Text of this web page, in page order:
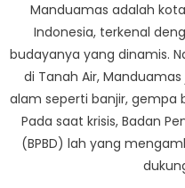
Manduamas adalah
Indonesia, terkenal
budayanya yang dinamis.
di Tanah Air,
alam seperti banjir, gempa
Pada saat krisis, Badan
(BPBD) lah yang